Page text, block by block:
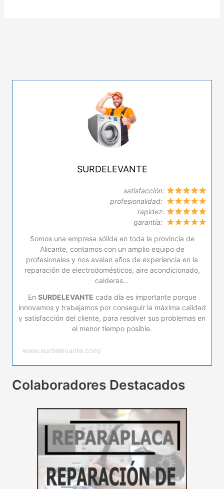
SURDELEVANTE
satisfacción:
profesionalidad:
rapidez:
garantía:
Somos una empresa sólida en toda la provincia de
Alicante, contamos con un amplio equipo de
profesionales y nos avalan años de experiencia en la
reparación de electrodomésticos, aire acondicionado,
calderas…
En SURDELEVANTE cada día es importante porque
innovamos y trabajamos por conseguir la máxima calidad
y satisfacción del cliente, para resolver sus problemas en
el menor tiempo posible.
www.surdelevante.com/
Colaboradores Destacados